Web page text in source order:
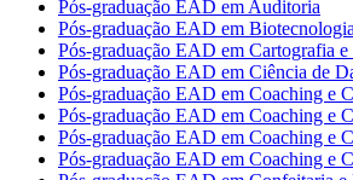
Pós-graduação EAD em Auditoria
Pós-graduação EAD em Biotecnologia
Pós-graduação EAD em Cartografia
Pós-graduação EAD em Ciência de
Pós-graduação EAD em Coaching e
Pós-graduação EAD em Coaching e
Pós-graduação EAD em Coaching e
Pós-graduação EAD em Coaching e